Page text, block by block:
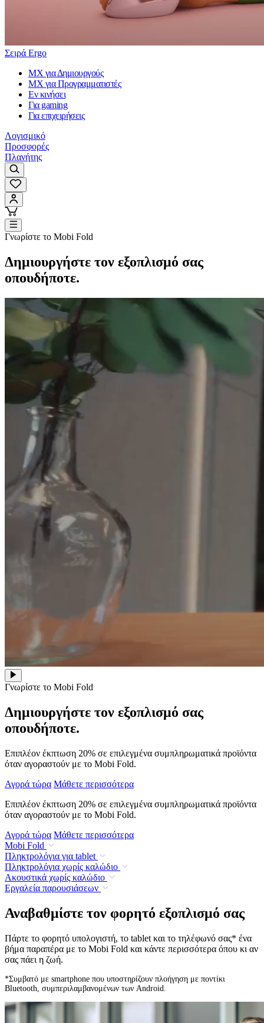
Σειρά Ergo
MX για Δημιουργούς
MX για Προγραμματιστές
Εν κινήσει
Για gaming
Για επιχειρήσεις
Λογισμικό
Προσφορές
Πλανήτης
Γνωρίστε το Mobi Fold
Δημιουργήστε τον εξοπλισμό σας
οπουδήποτε.
Γνωρίστε το Mobi Fold
Δημιουργήστε τον εξοπλισμό σας
οπουδήποτε.
Επιπλέον έκπτωση 20% σε επιλεγμένα συμπληρωματικά προϊόντα
όταν αγοραστούν με το Mobi Fold.
Αγορά τώρα Μάθετε περισσότερα
Επιπλέον έκπτωση 20% σε επιλεγμένα συμπληρωματικά προϊόντα
όταν αγοραστούν με το Mobi Fold.
Αγορά τώρα Μάθετε περισσότερα
Mobi Fold
Πληκτρολόγια για tablet
Πληκτρολόγια χωρίς καλώδιο
Ακουστικά χωρίς καλώδιο
Εργαλεία παρουσιάσεων
Αναβαθμίστε τον φορητό εξοπλισμό σας
Πάρτε το φορητό υπολογιστή, το tablet και το τηλέφωνό σας* ένα
βήμα παραπέρα με το Mobi Fold και κάντε περισσότερα όπου κι αν
σας πάει η ζωή.
*Συμβατό με smartphone που υποστηρίζουν πλοήγηση με ποντίκι
Bluetooth, συμπεριλαμβανομένων των Android.